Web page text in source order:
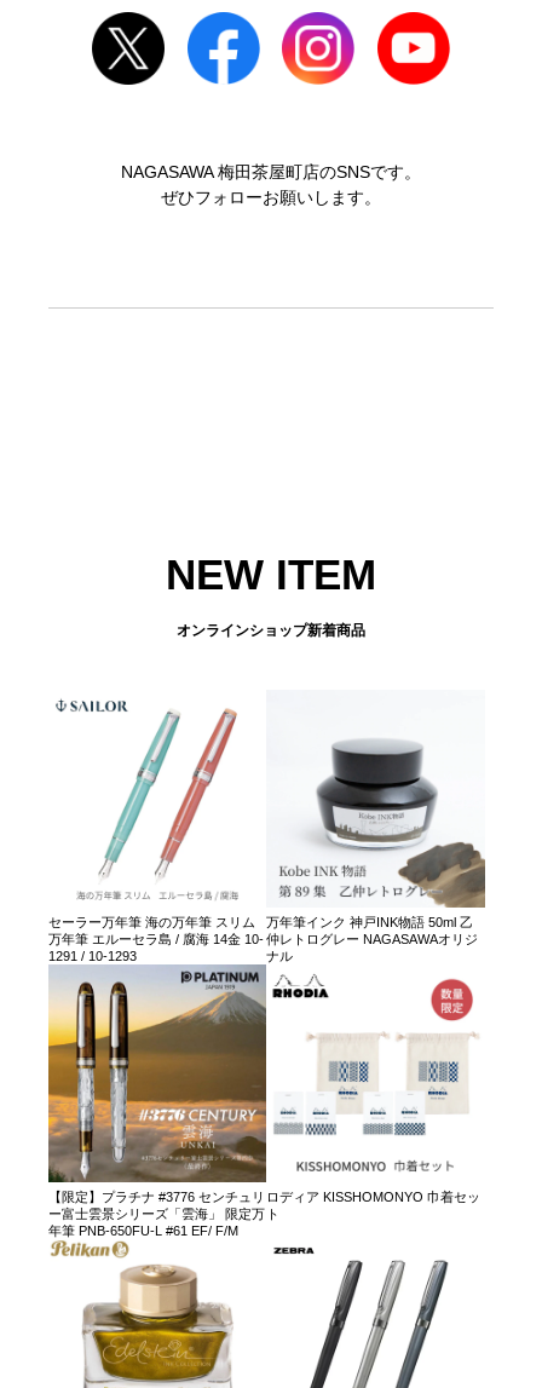
NAGASAWA 梅田茶屋町店のSNSです。
ぜひフォローお願いします。
NEW ITEM
オンラインショップ新着商品
セーラー万年筆 海の万年筆 スリム
万年筆 エルーセラ島 / 腐海 14金 10-
1291 / 10-1293
万年筆インク 神戸INK物語 50ml 乙
仲レトログレー NAGASAWAオリジ
ナル
【限定】プラチナ #3776 センチュリ
ー富士雲景シリーズ「雲海」 限定万
年筆 PNB-650FU-L #61 EF/ F/M
ロディア KISSHOMONYO 巾着セッ
ト